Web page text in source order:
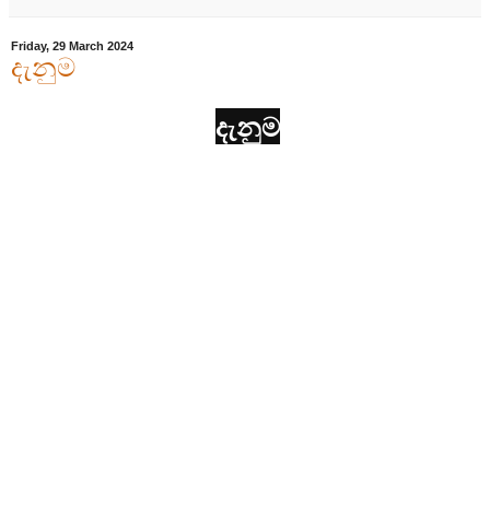
Friday, 29 March 2024
දැනුම
දැනුම